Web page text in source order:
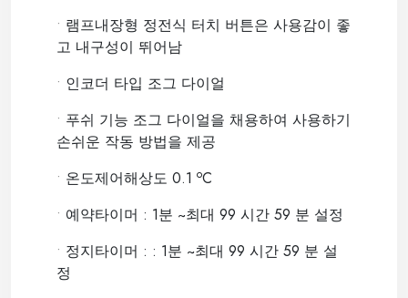
• 램프내장형 정전식 터치 버튼은 사용감이 좋
고 내구성이 뛰어남
• 인코더 타입 조그 다이얼
• 푸쉬 기능 조그 다이얼을 채용하여 사용하기
손쉬운 작동 방법을 제공
• 온도제어해상도 0.1 oC
• 예약타이머 : 1분 ~최대 99 시간 59 분 설정
• 정지타이머 : : 1분 ~최대 99 시간 59 분 설
정